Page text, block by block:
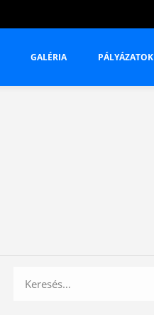
GALÉRIA PÁLYÁZATOK